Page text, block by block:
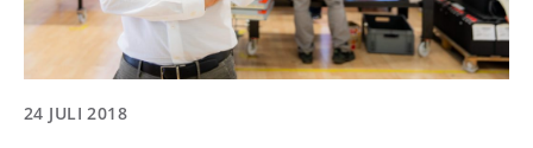
24 JULI 2018